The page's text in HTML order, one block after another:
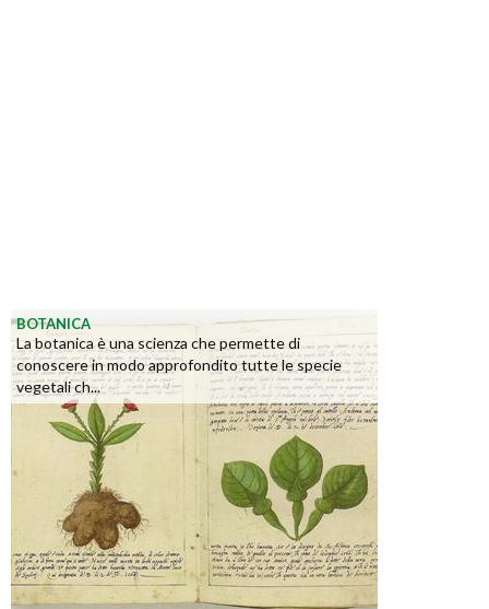
BOTANICA
La botanica è una scienza che permette di
conoscere in modo approfondito tutte le specie
vegetali ch...